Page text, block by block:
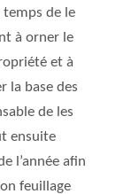
temps de le
à orner le
et à
la base des
de les
ensuite
l’année afin
feuillage